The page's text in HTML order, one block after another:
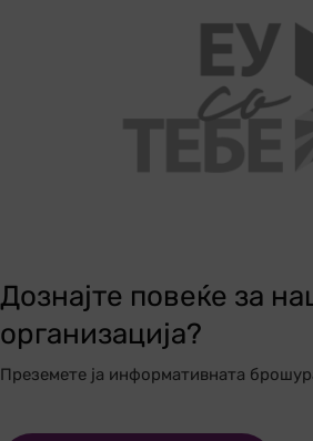
Дознајте повеќе за
организација?
Преземете ја информативната